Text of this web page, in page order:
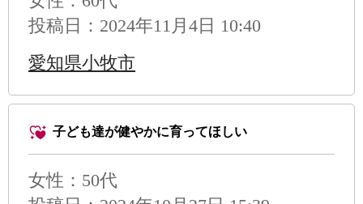
投稿日：2024年11月4日 10:40
愛知県小牧市
子ども達が健やかに育ってほしい
女性：50代